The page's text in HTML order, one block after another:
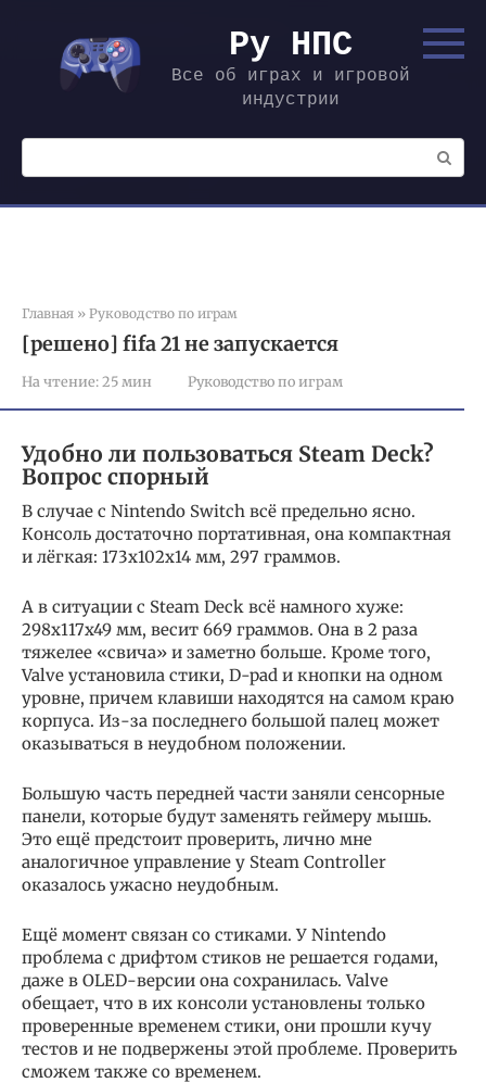
контенту
Ру НПС
Все об играх и игровой
индустрии
Поиск:
Главная » Руководство по играм
[решено] fifa 21 не запускается
На чтение: 25 мин Руководство по играм
Удобно ли пользоваться Steam Deck?
Вопрос спорный
В случае с Nintendo Switch всё предельно ясно.
Консоль достаточно портативная, она компактная
и лёгкая: 173x102x14 мм, 297 граммов.
А в ситуации с Steam Deck всё намного хуже:
298x117x49 мм, весит 669 граммов. Она в 2 раза
тяжелее «свича» и заметно больше. Кроме того,
Valve установила стики, D-pad и кнопки на одном
уровне, причем клавиши находятся на самом краю
корпуса. Из-за последнего большой палец может
оказываться в неудобном положении.
Большую часть передней части заняли сенсорные
панели, которые будут заменять геймеру мышь.
Это ещё предстоит проверить, лично мне
аналогичное управление у Steam Controller
оказалось ужасно неудобным.
Ещё момент связан со стиками. У Nintendo
проблема с дрифтом стиков не решается годами,
даже в OLED-версии она сохранилась. Valve
обещает, что в их консоли установлены только
проверенные временем стики, они прошли кучу
тестов и не подвержены этой проблеме. Проверить
сможем также со временем.